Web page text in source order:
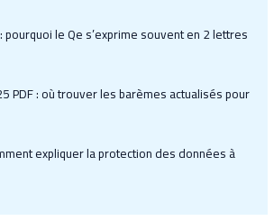
le Qe s’exprime souvent en 2 lettres
PDF : où trouver les barèmes actualisés pour
expliquer la protection des données à